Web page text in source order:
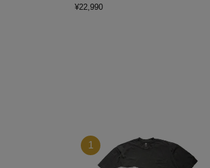
¥22,990